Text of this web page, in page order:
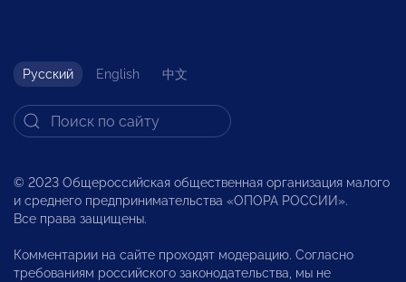
Русский English 中文
© 2023 Общероссийская общественная организация малого
и среднего предпринимательства «ОПОРА РОССИИ».
Все права защищены.
Комментарии на сайте проходят модерацию. Согласно
требованиям российского законодательства, мы не